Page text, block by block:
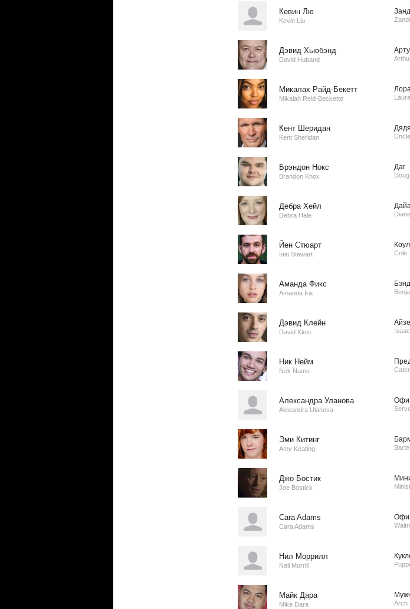
Кевин Лю
Kevin Liu
Дэвид Хьюбэнд
David Huband
Микалах Райд-Бекетт
Mikalah Reid-Beckette Laura
Кент Шеридан
Kent Sheridan
Брэндон Нокс
Brandon Knox
Даг
Doug
Дебра Хейл
Debra Hale Diane
Йен Стюарт
Iain Stewart
Коул
Cole
Аманда Фикс
Amanda Fix
Дэвид Клейн
David Klein Isaac
Ник Нейм
Nck Name
Александра Уланова
Alexandra Ulanova
Эми Китинг
Amy Keating
Джо Бостик
Joe Bostick
Cara Adams
Cara Adams
Нил Моррилл
Neil Morrill
Майк Дара
Mike Dara Arch